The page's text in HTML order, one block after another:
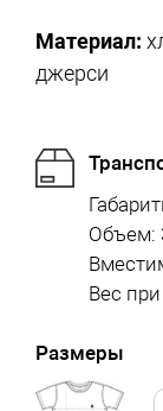
Материал:
джерси
Объем:
Вес
Размеры